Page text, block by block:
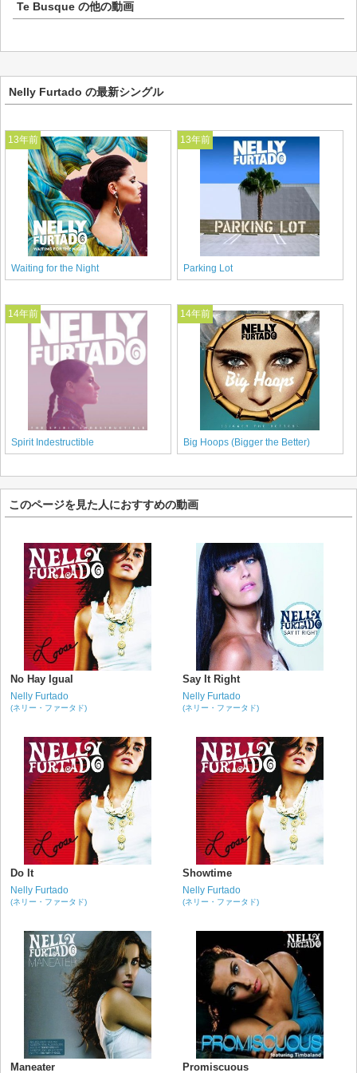
Te Busque の他の動画
Nelly Furtado の最新シングル
13年前
Waiting for the Night
13年前
Parking Lot
14年前
Spirit Indestructible
14年前
Big Hoops (Bigger the Better)
このページを見た人におすすめの動画
No Hay Igual
Nelly Furtado
(ネリー・ファータド)
Say It Right
Nelly Furtado
(ネリー・ファータド)
Do It
Nelly Furtado
(ネリー・ファータド)
Showtime
Nelly Furtado
(ネリー・ファータド)
Maneater Promiscuous